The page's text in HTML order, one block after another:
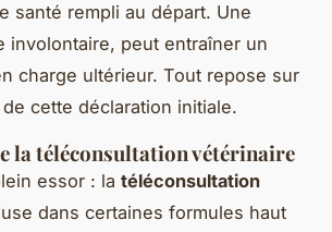
santé rempli au départ. Une
involontaire, peut entraîner un
charge ultérieur. Tout repose sur
cette déclaration initiale.
la téléconsultation vétérinaire
essor : la téléconsultation
dans certaines formules haut